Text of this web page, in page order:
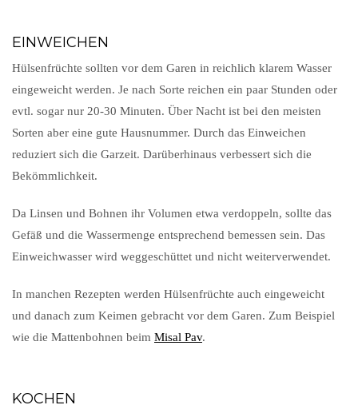
EINWEICHEN
Hülsenfrüchte sollten vor dem Garen in reichlich klarem Wasser
eingeweicht werden. Je nach Sorte reichen ein paar Stunden oder
evtl. sogar nur 20-30 Minuten. Über Nacht ist bei den meisten
Sorten aber eine gute Hausnummer. Durch das Einweichen
reduziert sich die Garzeit. Darüberhinaus verbessert sich die
Bekömmlichkeit.
Da Linsen und Bohnen ihr Volumen etwa verdoppeln, sollte das
Gefäß und die Wassermenge entsprechend bemessen sein. Das
Einweichwasser wird weggeschüttet und nicht weiterverwendet.
In manchen Rezepten werden Hülsenfrüchte auch eingeweicht
und danach zum Keimen gebracht vor dem Garen. Zum Beispiel
wie die Mattenbohnen beim Misal Pav.
KOCHEN